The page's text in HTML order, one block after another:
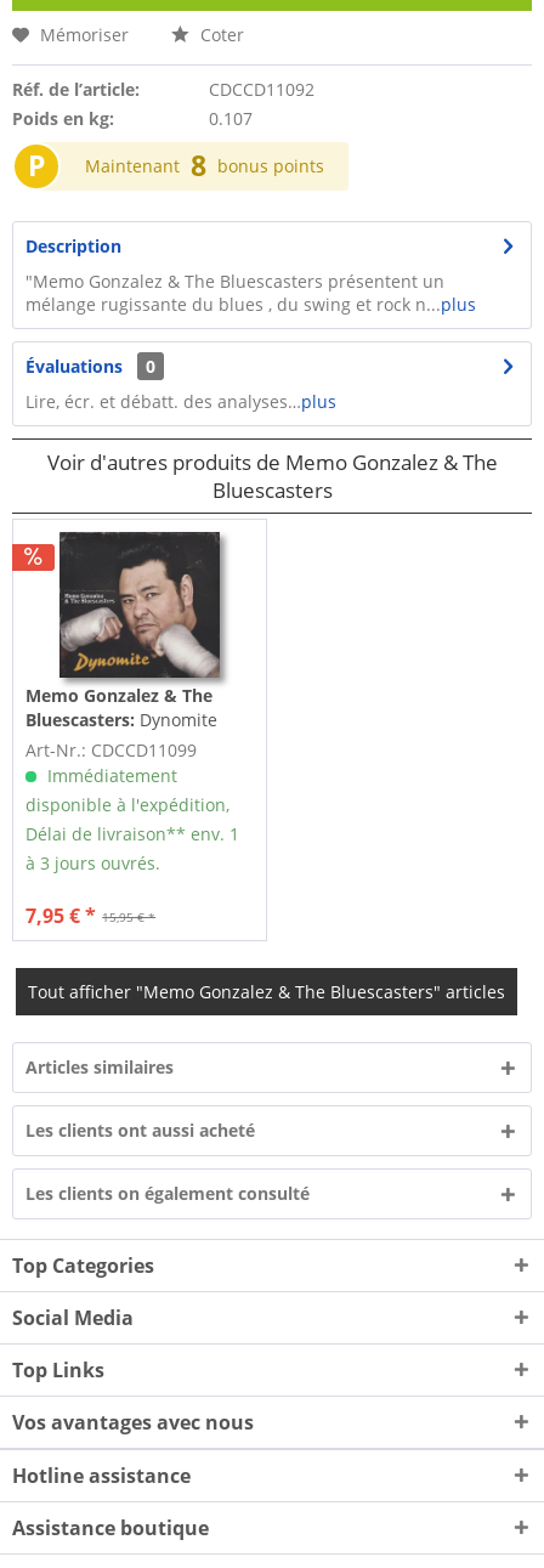
Mémoriser Coter
Réf. de l’article:
CDCCD11092
Poids en kg:
0.107
P Maintenant 8 bonus points
Description
"Memo Gonzalez & The Bluescasters présentent un
mélange rugissante du blues , du swing et rock n...plus
Évaluations
0
Lire, écr. et débatt. des analyses…plus
Voir d'autres produits de Memo Gonzalez & The
Bluescasters
Memo Gonzalez & The
Bluescasters: Dynomite
(CD)
Art-Nr.: CDCCD11099
Immédiatement
disponible à l'expédition,
Délai de livraison** env. 1
à 3 jours ouvrés.
15,95 € *
7,95 € *
Tout afficher "Memo Gonzalez & The Bluescasters" articles
Articles similaires
Les clients ont aussi acheté
Les clients on également consulté
Top Categories
Social Media
Top Links
Vos avantages avec nous
Hotline assistance
Assistance boutique